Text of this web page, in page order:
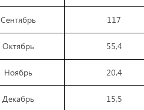
Сентябрь 117
Октябрь 55,4
Ноябрь 20,4
Декабрь 15,5